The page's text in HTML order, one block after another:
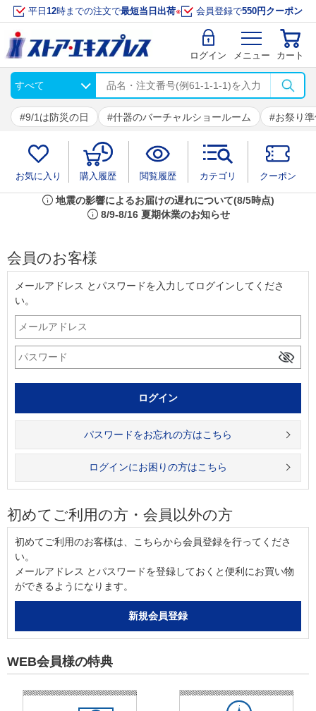
平日 12時までの注文で最短当日出荷※ 会員登録で550円クーポン
ログイン メニュー カート
9/1は防災の日 什器のバーチャルショールーム お祭り
お気に入り 購入履歴 閲覧履歴 カテゴリ クーポン
info 地震の影響によるお届けの遅れについて(8/5時点)
info 8/9-8/16 夏期休業のお知らせ
会員のお客様
メールアドレス とパスワードを入力してログインしてくださ
い。
パスワードをお忘れの方はこちら
ログインにお困りの方はこちら
初めてご利用の方・会員以外の方
初めてご利用のお客様は、こちらから会員登録を行ってくださ
い。
メールアドレス とパスワードを登録しておくと便利にお買い物
ができるようになります。
WEB会員様の特典